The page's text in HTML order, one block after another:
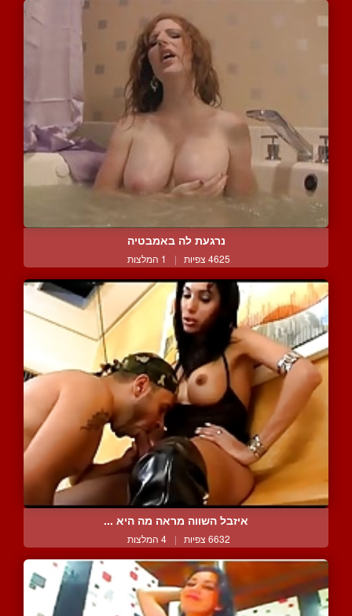
נרגעת לה באמבטיה
4625 צפיות | 1 המלצות
איזבל השווה מראה מה היא ...
6632 צפיות | 4 המלצות